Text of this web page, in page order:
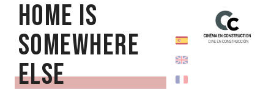
Home is
Somewhere
Else